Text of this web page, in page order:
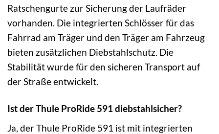
Ratschengurte zur Sicherung der Laufräder
vorhanden. Die integrierten Schlösser für das
Fahrrad am Träger und den Träger am Fahrzeug
bieten zusätzlichen Diebstahlschutz. Die
Stabilität wurde für den sicheren Transport auf
der Straße entwickelt.
Ist der Thule ProRide 591 diebstahlsicher?
Ja, der Thule ProRide 591 ist mit integrierten